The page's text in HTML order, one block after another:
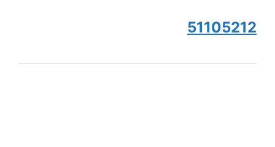
51105212